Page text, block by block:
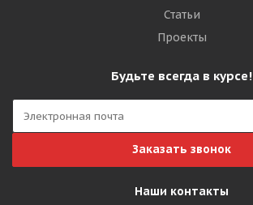
Статьи
Проекты
Будьте всегда в курсе!
Заказать звонок
Наши контакты